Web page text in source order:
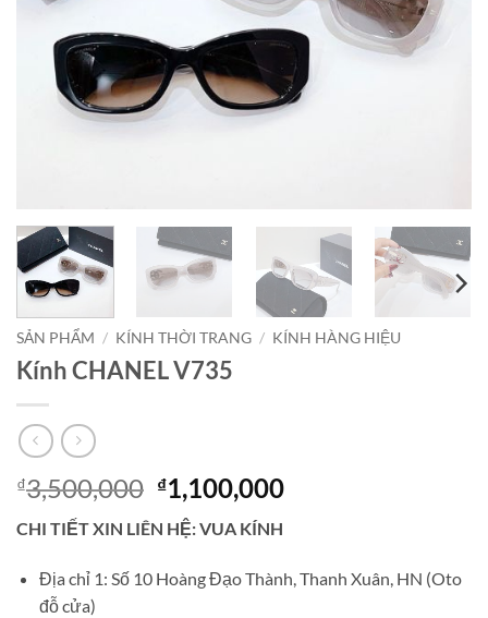
SẢN PHẨM / KÍNH THỜI TRANG / KÍNH HÀNG HIỆU
Kính CHANEL V735
₫3,500,000 Giá
gốc
là:
₫3,500,000.
₫1,100,000Giá
là:
₫1,100,000.
CHI TIẾT XIN LIÊN HỆ: VUA KÍNH
Địa chỉ 1: Số 10 Hoàng Đạo Thành, Thanh Xuân, HN (Oto
đỗ cửa)